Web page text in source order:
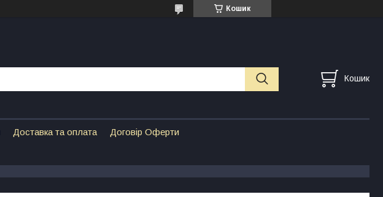
Кошик
Кошик
Доставка та оплата Договір Оферти